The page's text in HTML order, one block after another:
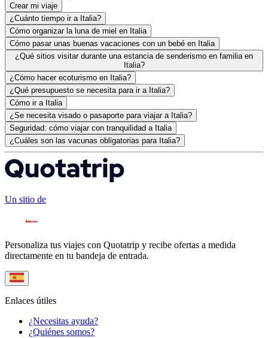
Crear mi viaje
¿Cuánto tiempo ir a Italia?
Cómo organizar la luna de miel en Italia
Cómo pasar unas buenas vacaciones con un bebé en Italia
¿Qué sitios visitar durante una estancia de senderismo en familia en
Italia?
¿Cómo hacer ecoturismo en Italia?
¿Qué presupuesto se necesita para ir a Italia?
Cómo ir a Italia
¿Se necesita visado o pasaporte para viajar a Italia?
Seguridad: cómo viajar con tranquilidad a Italia
¿Cuáles son las vacunas obligatorias para Italia?
Un sitio de
Personaliza tus viajes con Quotatrip y recibe ofertas a medida
directamente en tu bandeja de entrada.
Enlaces útiles
¿Necesitas ayuda?
¿Quiénes somos?